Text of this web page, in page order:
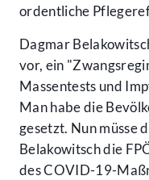
ordentliche
Dagmar
vor, ein
Massentests und
Man habe die
gesetzt. Nun müsse
Belakowitsch die
des COVID-19-